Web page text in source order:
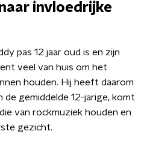
invloedrijke
pas 12 jaar oud is en zijn
veel van huis om het
houden. Hij heeft daarom
de gemiddelde 12-jarige, komt
van rockmuziek houden en
gezicht.